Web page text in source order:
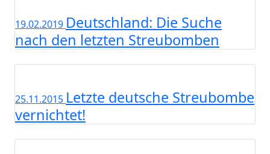
19.02.2019 Deutschland: Die Suche
nach den letzten Streubomben
25.11.2015 Letzte deutsche Streubombe
vernichtet!